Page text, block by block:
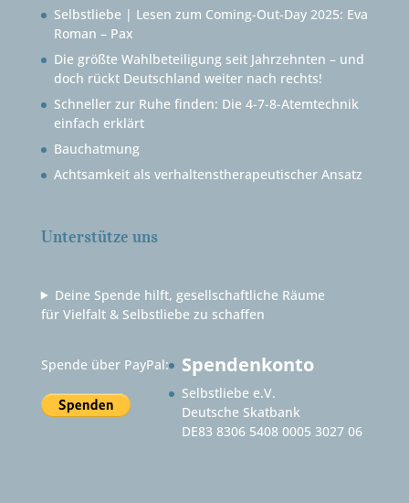
Selbstliebe | Lesen zum Coming-Out-Day 2025: Eva
Roman – Pax
Die größte Wahlbeteiligung seit Jahrzehnten – und
doch rückt Deutschland weiter nach rechts!
Schneller zur Ruhe finden: Die 4-7-8-Atemtechnik
einfach erklärt
Bauchatmung
Achtsamkeit als verhaltenstherapeutischer Ansatz
Unterstütze uns
Deine Spende hilft, gesellschaftliche Räume
für Vielfalt & Selbstliebe zu schaffen
Spende über PayPal: Spendenkonto
Selbstliebe e.V.
Deutsche Skatbank
DE83 8306 5408 0005 3027 06